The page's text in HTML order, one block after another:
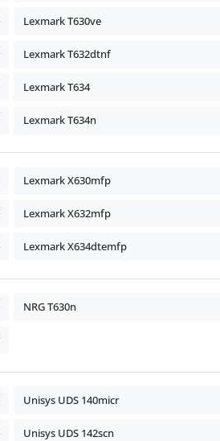
Lexmark T630ve
Lexmark T632dtnf
Lexmark T634
Lexmark T634n
Lexmark X630mfp
Lexmark X632mfp
Lexmark X634dtemfp
NRG T630n
Unisys UDS 140micr
Unisys UDS 142scn